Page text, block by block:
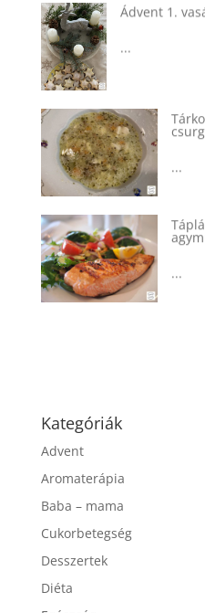
Ádvent 1.
Kategóriák
Advent
Aromaterápia
Baba – mama
Cukorbetegség
Desszertek
Diéta